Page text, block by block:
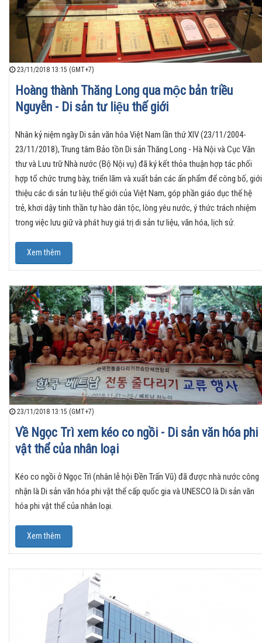
23/11/2018 13:15 (GMT+7)
Hoàng thành Thăng Long qua mộc bản triều
Nguyễn - Di sản tư liệu thế giới
Nhân kỷ niệm ngày Di sản văn hóa Việt Nam lần thứ XIV (23/11/2004-
23/11/2018), Trung tâm Bảo tồn Di sản Thăng Long - Hà Nội và Cục Văn
thư và Lưu trữ Nhà nước (Bộ Nội vụ) đã ký kết thỏa thuận hợp tác phối
hợp tổ chức trưng bày, triển lãm và xuất bản các ấn phẩm để công bố, giới
thiệu các di sản tư liệu thế giới của Việt Nam, góp phần giáo dục thế hệ
trẻ, khơi dậy tinh thần tự hào dân tộc, lòng yêu nước, ý thức trách nhiệm
trong việc lưu giữ và phát huy giá trị di sản tư liệu, văn hóa, lịch sử.
Xem thêm
23/11/2018 13:15 (GMT+7)
Về Ngọc Trì xem kéo co ngồi - Di sản văn hóa phi
vật thể của nhân loại
Kéo co ngồi ở Ngọc Trì (nhân lễ hội Đền Trấn Vũ) đã được nhà nước công
nhận là Di sản văn hóa phi vật thể cấp quốc gia và UNESCO là Di sản văn
hóa phi vật thể của nhân loại.
Xem thêm